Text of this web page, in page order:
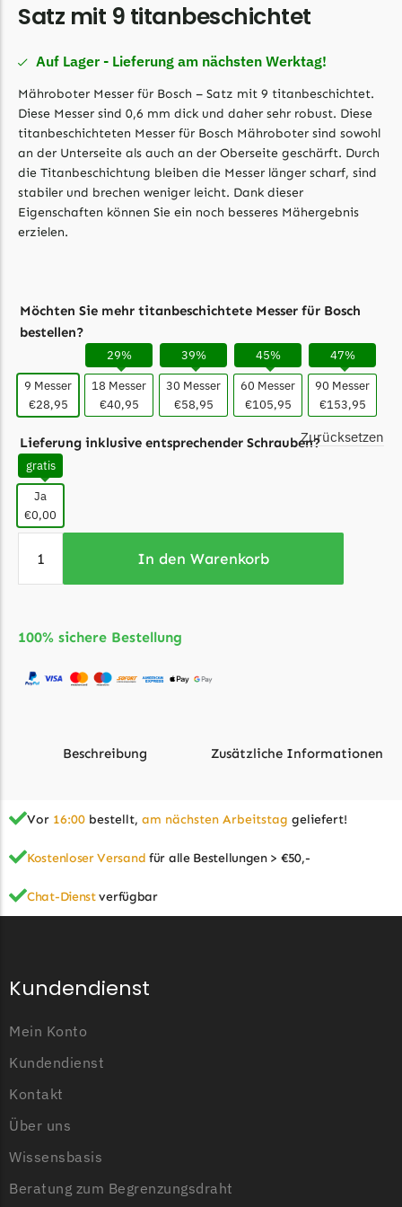
LandXcape Messer
LawnBott
LawnBott Messer
Begrenzungsdraht
Lizard
Lizard Messer
Begrenzungsdraht
Begrenzungsdraht
Mammotion
Mammotion Messer
McCulloch
McCulloch Messer
Begrenzungsdraht
Medion
Medion Messer
Mountfield
Begrenzungsdraht
Mowox
Begrenzungsdraht
NAC
Begrenzungsdraht
Begrenzungsdraht
Philips
Philips Messer
Satz mit 9 titanbeschichtet
Auf Lager - Lieferung am nächsten Werktag!
Mähroboter Messer für Bosch – Satz mit 9 titanbeschichtet.
Diese Messer sind 0,6 mm dick und daher sehr robust. Diese
titanbeschichteten Messer für Bosch Mähroboter sind sowohl
an der Unterseite als auch an der Oberseite geschärft. Durch
die Titanbeschichtung bleiben die Messer länger scharf, sind
stabiler und brechen weniger leicht. Dank dieser
Eigenschaften können Sie ein noch besseres Mähergebnis
erzielen.
Möchten Sie mehr titanbeschichtete Messer für Bosch
bestellen?
9 Messer
€28,95
29%
18 Messer
€40,95
39%
30 Messer
€58,95
45%
60 Messer
€105,95
47%
90 Messer
€153,95
Lieferung inklusive entsprechender Schrauben?
gratis
Ja
€0,00
Zurücksetzen
In den Warenkorb
100% sichere Bestellung
Beschreibung Zusätzliche Informationen
Typ
Anzahl der Messer
Vor 16:00 bestellt, am nächsten Arbeitstag geliefert!
Kostenloser Versand für alle Bestellungen > €50,-
Chat-Dienstverfügbar
Kundendienst
Mein Konto
Kundendienst
Kontakt
Über uns
Wissensbasis
Beratung zum Begrenzungsdraht